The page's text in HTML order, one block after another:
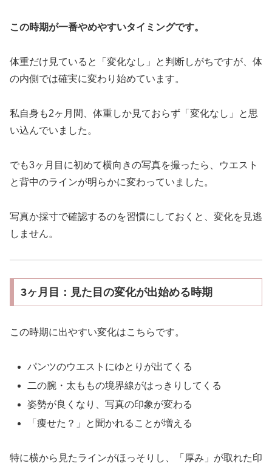
この時期が一番やめやすいタイミングです。
体重だけ見ていると「変化なし」と判断しがちですが、体
の内側では確実に変わり始めています。
私自身も2ヶ月間、体重しか見ておらず「変化なし」と思
い込んでいました。
でも3ヶ月目に初めて横向きの写真を撮ったら、ウエスト
と背中のラインが明らかに変わっていました。
写真か採寸で確認するのを習慣にしておくと、変化を見逃
しません。
3ヶ月目：見た目の変化が出始める時期
この時期に出やすい変化はこちらです。
パンツのウエストにゆとりが出てくる
二の腕・太ももの境界線がはっきりしてくる
姿勢が良くなり、写真の印象が変わる
「痩せた？」と聞かれることが増える
特に横から見たラインがほっそりし、「厚み」が取れた印